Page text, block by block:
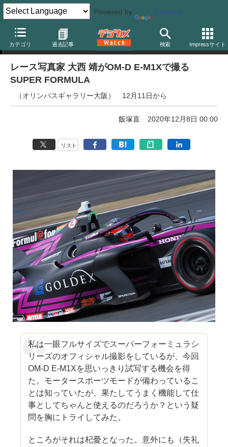
Powered by Translate
カテゴリ 過去記事 検索 Impressサイト
写真展告知
レース写真家 大西 靖がOM-D E-M1Xで撮る
SUPER FORMULA
（オリンパスギャラリー大阪） 12月11日から
飯塚直 2020年12月8日 00:00
リスト
私は一眼フルサイズでスーパーフォーミュラシ
リーズのオフィシャル撮影をしているが、今回
OM-D E-M1Xを思いっきり試写する機会を得
た。モータースポーツモードが備わっているこ
とは知っていたが、果たしてうまく機能して仕
事としてちゃんと使えるのだろうか？という疑
問を胸にトライしてみた。
ところがそれは杞憂となった。意外にも（失礼